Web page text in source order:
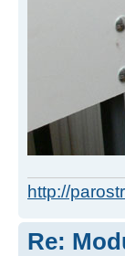
http://
Re: